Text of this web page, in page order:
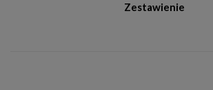
Zestawienie